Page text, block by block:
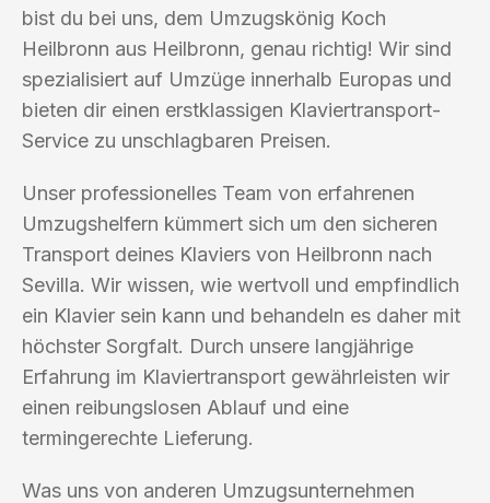
bist du bei uns, dem Umzugskönig Koch
Heilbronn aus Heilbronn, genau richtig! Wir sind
spezialisiert auf Umzüge innerhalb Europas und
bieten dir einen erstklassigen Klaviertransport-
Service zu unschlagbaren Preisen.
Unser professionelles Team von erfahrenen
Umzugshelfern kümmert sich um den sicheren
Transport deines Klaviers von Heilbronn nach
Sevilla. Wir wissen, wie wertvoll und empfindlich
ein Klavier sein kann und behandeln es daher mit
höchster Sorgfalt. Durch unsere langjährige
Erfahrung im Klaviertransport gewährleisten wir
einen reibungslosen Ablauf und eine
termingerechte Lieferung.
Was uns von anderen Umzugsunternehmen